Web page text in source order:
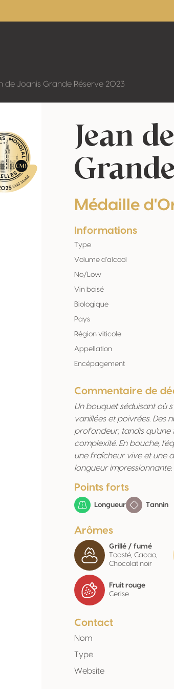
de Joanis Grande Réserve 2023
Jean
Médaille
Informations
Type
Volume d'alcool
No/Low
Vin boisé
Biologique
Pays
Région viticole
Appellation
Encépagement
Commentaire de
Un bouquet séduisant où
vanillées et poivrées. Des
profondeur, tandis
complexité. En bouche,
une fraîcheur vive et une
longueur impressionnante.
Points forts
Longueur Tannin
Arômes
Grillé / fumé
Toasté, Cacao,
Chocolat noir
Fruit rouge
Cerise
Contact
Nom
Type
Website